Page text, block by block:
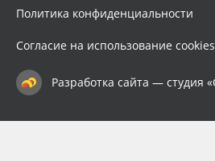
Политика конфиденциальности
Согласие на использование cookies
Разработка сайта — студия